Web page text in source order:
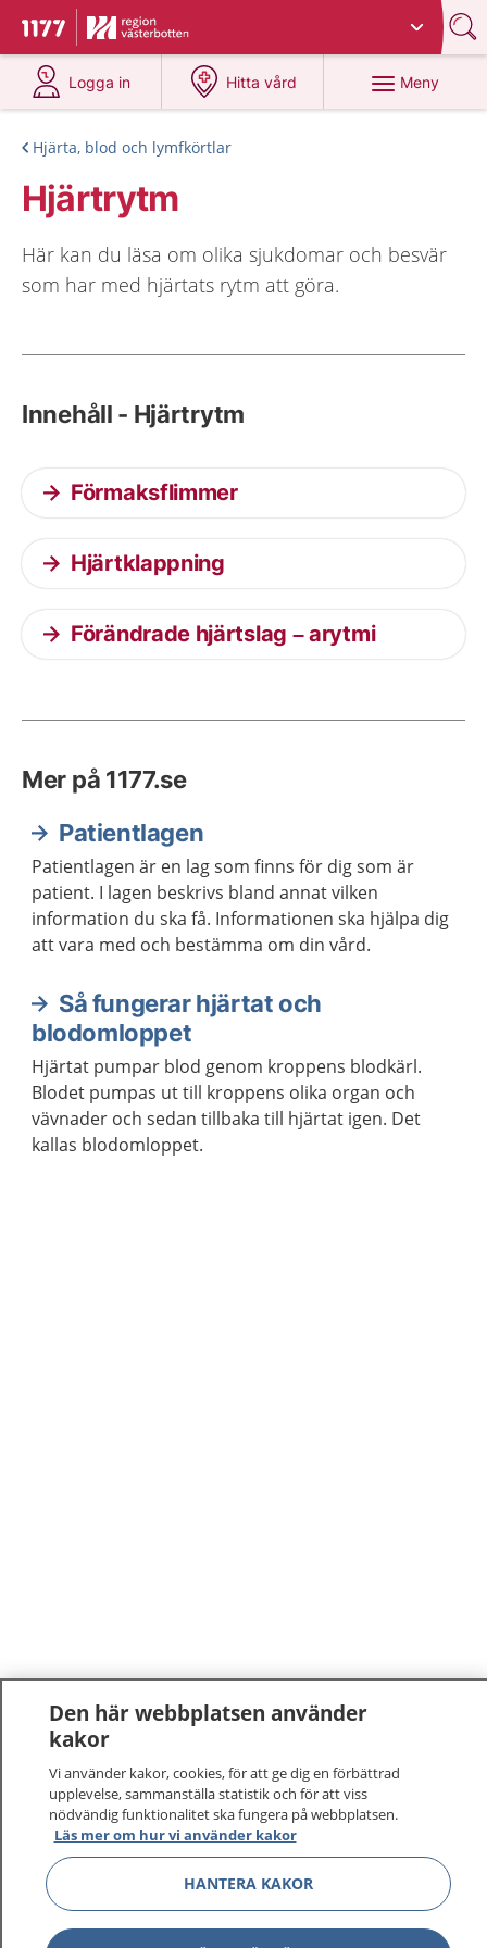
Till startsidan för 1177
Du har valt region
Logga in
på 1177.se
Hitta vård
på 1177.se
Meny
Hjärta, blod och lymfkörtlar
Hjärtrytm
Här kan du läsa om olika sjukdomar och besvär
som har med hjärtats rytm att göra.
Innehåll - Hjärtrytm
Förmaksflimmer
Hjärtklappning
Förändrade hjärtslag – arytmi
Mer på 1177.se
Patientlagen
Patientlagen är en lag som finns för dig som är
patient. I lagen beskrivs bland annat vilken
information du ska få. Informationen ska hjälpa dig
att vara med och bestämma om din vård.
Så fungerar hjärtat och
blodomloppet
Hjärtat pumpar blod genom kroppens blodkärl.
Blodet pumpas ut till kroppens olika organ och
vävnader och sedan tillbaka till hjärtat igen. Det
kallas blodomloppet.
1177–tryggt om din hälsa och vård
På 1177.se får du råd om hälsa och information om
sjukdomar och vilka mottagningar du kan kontakta.
Den här webbplatsen använder
kakor
Vi använder kakor, cookies, för att ge dig en förbättrad
upplevelse, sammanställa statistik och för att viss
nödvändig funktionalitet ska fungera på webbplatsen.
Läs mer om hur vi använder kakor
HANTERA KAKOR